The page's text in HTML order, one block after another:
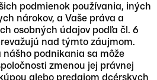
podmienok používania, iných
nárokov, a Vaše práva a
osobných údajov podľa čl. 6
nad týmto záujmom.
podnikania sa môže
zmenou jej právnej
alebo predajom dcérskych